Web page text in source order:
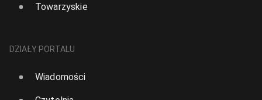
Towarzyskie
DZIAŁY PORTALU
Wiadomości